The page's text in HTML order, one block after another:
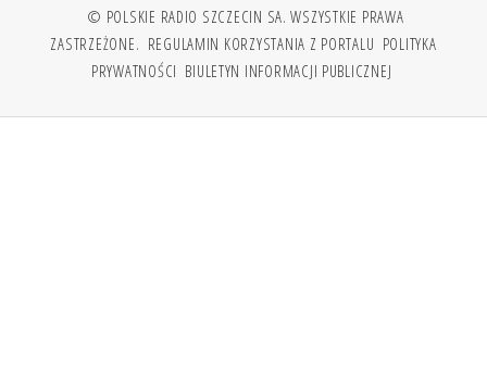
© POLSKIE RADIO SZCZECIN SA. WSZYSTKIE PRAWA
ZASTRZEŻONE. REGULAMIN KORZYSTANIA Z PORTALU POLITYKA
PRYWATNOŚCI BIULETYN INFORMACJI PUBLICZNEJ